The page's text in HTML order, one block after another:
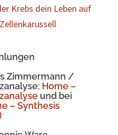
Krebs dein Leben auf
Zimmermann /
Home –
und bei
– Synthesis